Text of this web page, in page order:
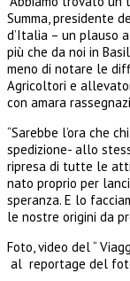
Summa, presidente
d’Italia – un plauso
più che da noi in
meno di notare le
Agricoltori e
con amara
“Sarebbe l’ora che
spedizione- allo
ripresa di tutte le
nato proprio per
speranza. E lo
le nostre origini da
Foto, video del “
al reportage del